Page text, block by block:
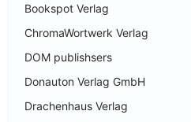
Bookspot Verlag
ChromaWortwerk Verlag
DOM publishsers
Donauton Verlag GmbH
Drachenhaus Verlag